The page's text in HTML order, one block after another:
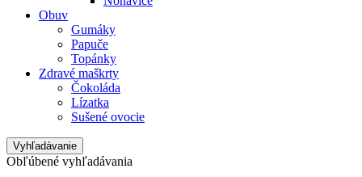
Obuv
Gumáky
Papuče
Topánky
Zdravé maškrty
Čokoláda
Lízatka
Sušené ovocie
Vyhľadávanie
Obľúbené vyhľadávania